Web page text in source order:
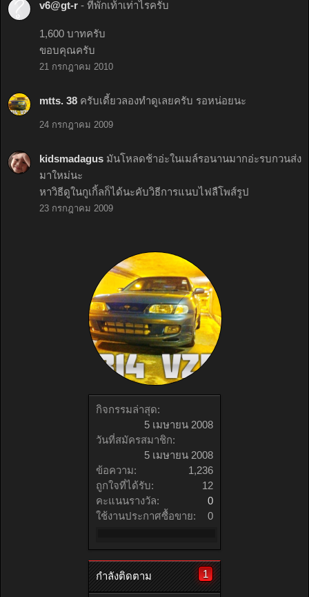
กิจกรรมล่าสุด:
5 เมษายน 2008
วันที่สมัครสมาชิก:
5 เมษายน 2008
ข้อความ:
1,236
ถูกใจที่ได้รับ:
12
คะแนนรางวัล:
0
ใช้งานประกาศซื้อขาย:
0
กำลังติดตาม 1
v6@gt-r - ที่พักเท้าเท่าไรครับ
1,600 บาทครับ
ขอบคุณครับ
21 กรกฎาคม 2010
mtts. 38 ครับเดี้ยวลองทำดูเลยครับ รอหน่อยนะ
24 กรกฎาคม 2009
kidsmadagus มันโหลดช้าอ่ะในเมล์รอนานมากอ่ะรบกวนส่ง
มาใหม่นะ
หาวิธีดูในกูเกิ้ลก็ได้นะคับวิธีการแนบไฟลืโพส์รูป
23 กรกฎาคม 2009